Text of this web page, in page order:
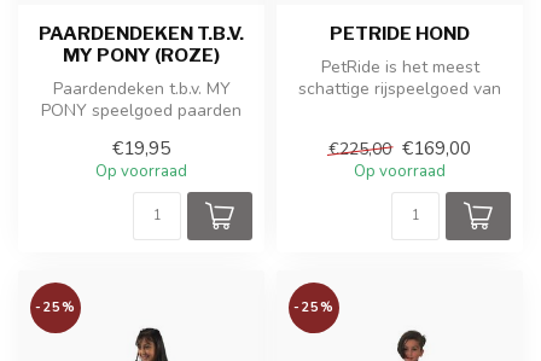
PAARDENDEKEN T.B.V.
MY PONY (ROZE)
Paardendeken t.b.v. MY
PONY speelgoed paarden
€19,95
Op voorraad
PETRIDE HOND
PetRide is het meest
schattige rijspeelgoed van
€225,00 €169,00
Op voorraad
-25% -25%